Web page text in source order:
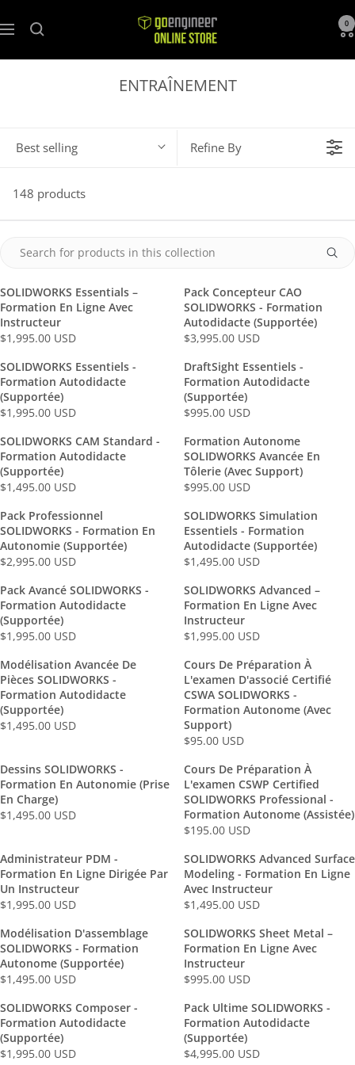
Navigation
GoEngineer
Store
0
ENTRAÎNEMENT
Best selling Refine By
148 products
SOLIDWORKS Essentials –
Formation En Ligne Avec
Instructeur
R
E
G
U
L
R
P
R
I
C
E
$
1
9
9
5
.
0
0
U
S
D
$1,995.00 USD
Pack Concepteur CAO
SOLIDWORKS - Formation
Autodidacte (Supportée)
R
E
G
U
L
R
P
R
I
C
E
$
3
9
9
5
.
0
0
U
S
D
$3,995.00 USD
SOLIDWORKS Essentiels -
Formation Autodidacte
(Supportée)
R
E
G
U
L
R
P
R
I
C
E
$
1
9
9
5
.
0
U
S
D
$1,995.00 USD
DraftSight Essentiels -
Formation Autodidacte
(Supportée)
R
E
G
U
L
R
P
R
I
C
E
$
9
5
.
0
0
U
D
$995.00 USD
SOLIDWORKS CAM Standard -
Formation Autodidacte
(Supportée)
R
E
G
U
L
R
P
R
I
C
E
$
1
,
5
.
0
S
D
$1,495.00 USD
Formation Autonome
SOLIDWORKS Avancée En
Tôlerie (avec Support)
R
E
G
U
L
R
P
R
I
C
E
$
9
9
5
0
0
U
S
$995.00 USD
Pack Professionnel
SOLIDWORKS - Formation En
Autonomie (supportée)
R
E
G
U
L
R
P
R
I
C
$
2
,
9
.
0
0
S
D
$2,995.00 USD
SOLIDWORKS Simulation
Essentiels - Formation
Autodidacte (Supportée)
R
E
G
U
L
R
P
R
I
C
$
1
,
4
9
.
0
0
S
D
$1,495.00 USD
Pack Avancé SOLIDWORKS -
Formation Autodidacte
(Supportée)
R
E
G
U
L
A
R
I
C
1
,
9
9
.
0
0
S
D
$1,995.00 USD
SOLIDWORKS Advanced –
Formation En Ligne Avec
Instructeur
R
E
G
U
L
A
R
R
I
C
E
1
,
9
9
.
0
0
S
D
$1,995.00 USD
Modélisation Avancée De
Pièces SOLIDWORKS -
Formation Autodidacte
(Supportée)
R
G
U
L
A
R
I
C
$
1
,
4
5
.
0
$1,495.00 USD
Cours De Préparation À
L'examen D'associé Certifié
CSWA SOLIDWORKS -
Formation Autonome (avec
Support)
R
E
G
U
L
A
P
R
I
C
E
$
9
5
0
0
U
$95.00 USD
Dessins SOLIDWORKS -
Formation En Autonomie (prise
En Charge)
R
G
U
L
A
P
R
I
C
E
$
1
,
$1,495.00 USD
Cours De Préparation À
L'examen CSWP Certified
SOLIDWORKS Professional -
Formation Autonome (assistée)
R
E
G
U
L
R
P
R
I
C
E
$
1
$195.00 USD
Administrateur PDM -
Formation En Ligne Dirigée Par
Un Instructeur
R
E
G
U
L
R
P
R
I
$1,995.00 USD
SOLIDWORKS Advanced Surface
Modeling - Formation En Ligne
Avec Instructeur
R
E
G
U
L
R
P
R
I
$1,495.00 USD
Modélisation D'assemblage
SOLIDWORKS - Formation
Autonome (supportée)
R
E
G
U
L
$1,495.00 USD
SOLIDWORKS Sheet Metal –
Formation En Ligne Avec
Instructeur
R
E
G
U
L
$995.00 USD
SOLIDWORKS Composer -
Formation Autodidacte
(Supportée)
R$1,995.00 USD
Pack Ultime SOLIDWORKS -
Formation Autodidacte
(Supportée)
R
$4,995.00 USD